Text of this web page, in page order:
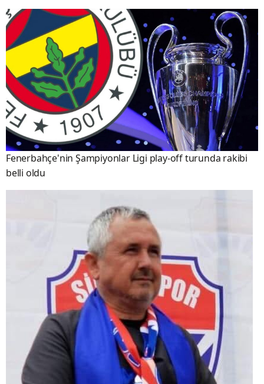
Fenerbahçe'nin Şampiyonlar Ligi play-off turunda rakibi
belli oldu